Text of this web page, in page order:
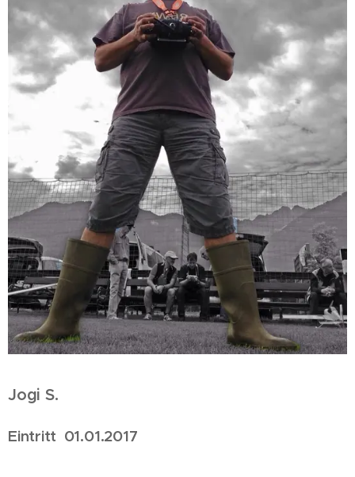
Jogi S.
Eintritt 01.01.2017